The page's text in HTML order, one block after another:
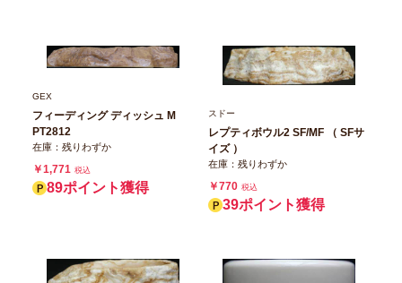
GEX
フィーディング ディッシュ M
PT2812
在庫：残りわずか
￥1,771 税込
89ポイント獲得
スドー
レプティボウル2 SF/MF （ SFサ
イズ ）
在庫：残りわずか
￥770 税込
39ポイント獲得